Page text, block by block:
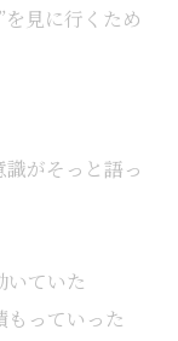
見に行くため
がそっと語っ
いていた
っていった